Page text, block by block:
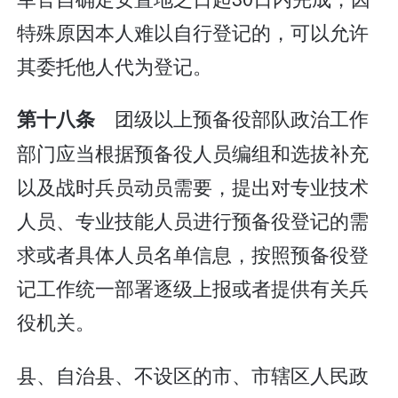
特殊原因本人难以自行登记的，可以允许
其委托他人代为登记。
第十八条 团级以上预备役部队政治工作
部门应当根据预备役人员编组和选拔补充
以及战时兵员动员需要，提出对专业技术
人员、专业技能人员进行预备役登记的需
求或者具体人员名单信息，按照预备役登
记工作统一部署逐级上报或者提供有关兵
役机关。
县、自治县、不设区的市、市辖区人民政